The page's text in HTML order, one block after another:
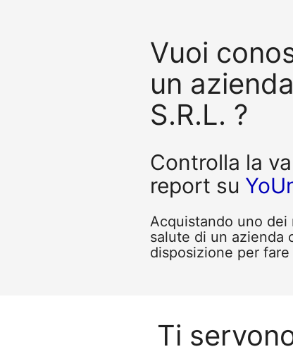
Vuoi
un
S.R.L. ?
Controlla la
report su
Acquistando uno
salute di un azienda
disposizione per
Ti